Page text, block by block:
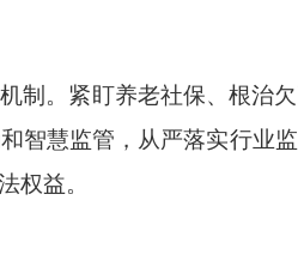
制。紧盯养老社保、根治
智慧监管，从严落实行业
权益。